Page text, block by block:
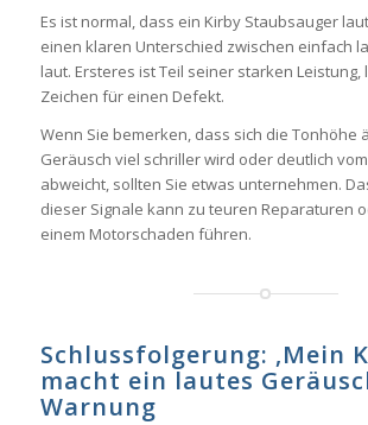
Es ist normal, dass ein Kirby Staubsauger
einen klaren Unterschied zwischen einfach
laut. Ersteres ist Teil seiner starken Leistung,
Zeichen für einen Defekt.
Wenn Sie bemerken, dass sich die Tonhöhe
Geräusch viel schriller wird oder deutlich
abweicht, sollten Sie etwas unternehmen.
dieser Signale kann zu teuren Reparaturen
einem Motorschaden führen.
Schlussfolgerung: ‚Mein
macht ein lautes
Warnung